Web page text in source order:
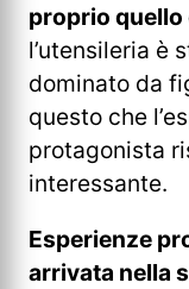
proprio
l’utensileria è
dominato da
questo che
protagonista
interessante.
Esperienze
arrivata nella